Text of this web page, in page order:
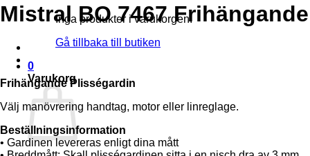
Inga produkter i varukorgen.
Gå tillbaka till butiken
0
Varukorg
Mistral BO 7467 Frihängande
Frihängande Plisségardin
Välj manövrering handtag, motor eller linreglage.
Beställningsinformation
• Gardinen levereras enligt dina mått